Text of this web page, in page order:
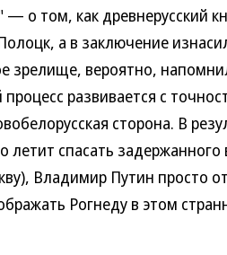
— о том, как древнерусский
а в заключение
вероятно,
развивается с
сторона. В
летит спасать
Владимир Путин просто
Рогнеду в этом